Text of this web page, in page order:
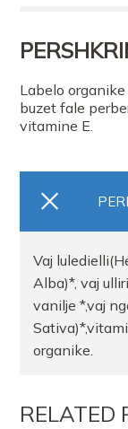
Labelo
buzet fale
vitamine E.
Vaj
Alba)*, vaj
vanilje *,vaj
organike.
RELATED